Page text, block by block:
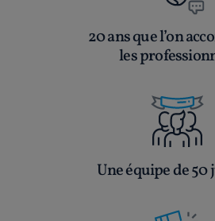
20 ans que l’on
les
Une équipe de 50